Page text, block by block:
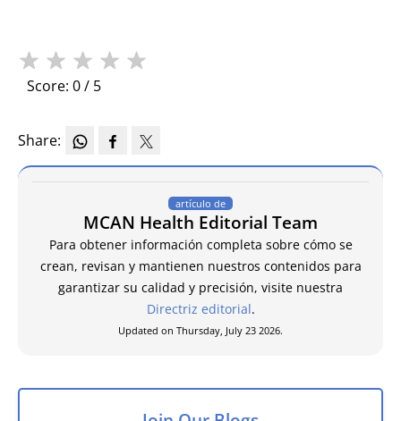
★ ★ ★ ★ ★
Score: 0 / 5
Share:
artículo de
MCAN Health Editorial Team
Para obtener información completa sobre cómo se
crean, revisan y mantienen nuestros contenidos para
garantizar su calidad y precisión, visite nuestra
Directriz editorial.
Updated on Thursday, July 23 2026.